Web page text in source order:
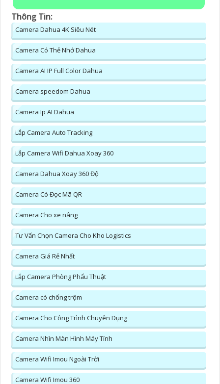
Thông Tin:
Camera Dahua 4K Siêu Nét
Camera Có Thẻ Nhớ Dahua
Camera AI IP Full Color Dahua
Camera speedom Dahua
Camera Ip AI Dahua
Lắp Camera Auto Tracking
Lắp Camera Wifi Dahua Xoay 360
Camera Dahua Xoay 360 Độ
Camera Có Đọc Mã QR
Camera Cho xe nâng
Tư Vấn Chọn Camera Cho Kho Logistics
Camera Giá Rẻ Nhất
Lắp Camera Phòng Phẩu Thuật
Camera có chống trộm
Camera Cho Công Trình Chuyên Dụng
Camera Nhìn Màn Hình Máy Tính
Camera Wifi Imou Ngoài Trời
Camera Wifi Imou 360